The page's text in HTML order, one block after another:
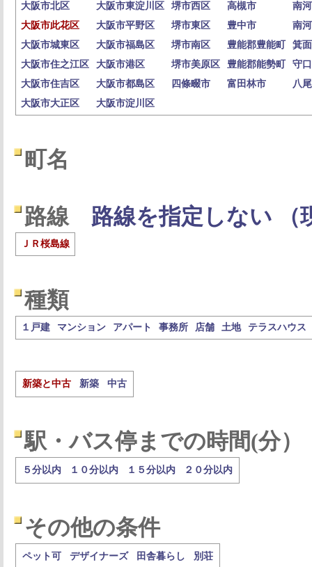
大阪市北区
大阪市東淀川区 堺市西区 高槻市
南
大阪市此花区
大阪市平野区 堺市東区 豊中市
南
大阪市城東区
大阪市福島区 堺市南区 豊能郡豊能町
箕
大阪市住之江区
大阪市港区 堺市美原区 豊能郡能勢町
守
大阪市住吉区
大阪市都島区 四條畷市 富田林市
八
大阪市大正区
大阪市淀川区
町名
路線 路線を指定しない （
ＪＲ桜島線
種類
１戸建 マンション アパート 事務所 店舗 土地 テラスハウス
新築と中古 新築 中古
駅・バス停までの時間(分）
５分以内 １０分以内 １５分以内 ２０分以内
その他の条件
ペット可 デザイナーズ 田舎暮らし 別荘